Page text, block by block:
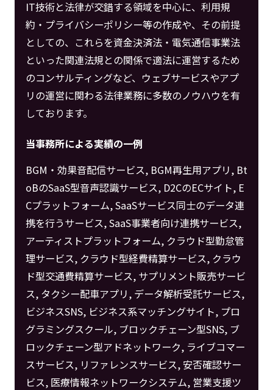
IT技術と法律が交錯する領域を中心に、利用規
約・プライバシーポリシー等の作成や、その前提
としての、これらを資金決済法・電気通信事業法
といった関連法規との関係で適法に運営するため
のコンサルティングなど、ウェブサービスやアプ
リの運営に関わる法律業務に多数のノウハウを有
しております。
当事務所による実績の一例
BGM・効果音配信サービス, BGM再生用アプリ, Bt
oBのSaaS型音声認識サービス, D2CのECサイト, E
Cプラットフォーム, SaaSサービス同士のデータ連
携を行うサービス, SaaS事業者向け連携サービス,
アーティストプラットフォーム, クラウド型勤怠管
理サービス, クラウド型経費精算サービス, クラウ
ド型交通費精算サービス, サプリメント販売サービ
ス, タクシー配車アプリ, データ解析受託サービス,
ビジネスSNS, ビジネス系マッチングサイト, プロ
グラミングスクール, ブロックチェーン型SNS, ブ
ロックチェーン型アドネットワーク, ライブコマー
スサービス, リファレンスサービス, 安否確認サー
ビス, 医療情報ネットワークシステム, 営業支援ツ